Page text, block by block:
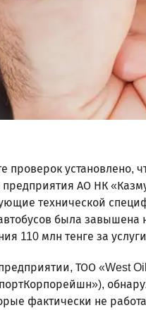
проверок
предприятия АО НК
технической
была
110 млн тенге за
ТОО «West
фактически не